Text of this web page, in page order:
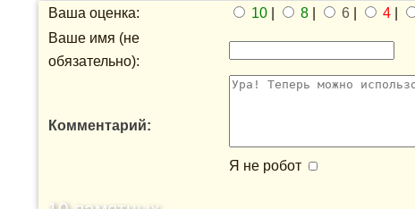
Ваша оценка: 10| 8| 6| 4|
Ваше имя (не
обязательно):
Комментарий:
Я не робот